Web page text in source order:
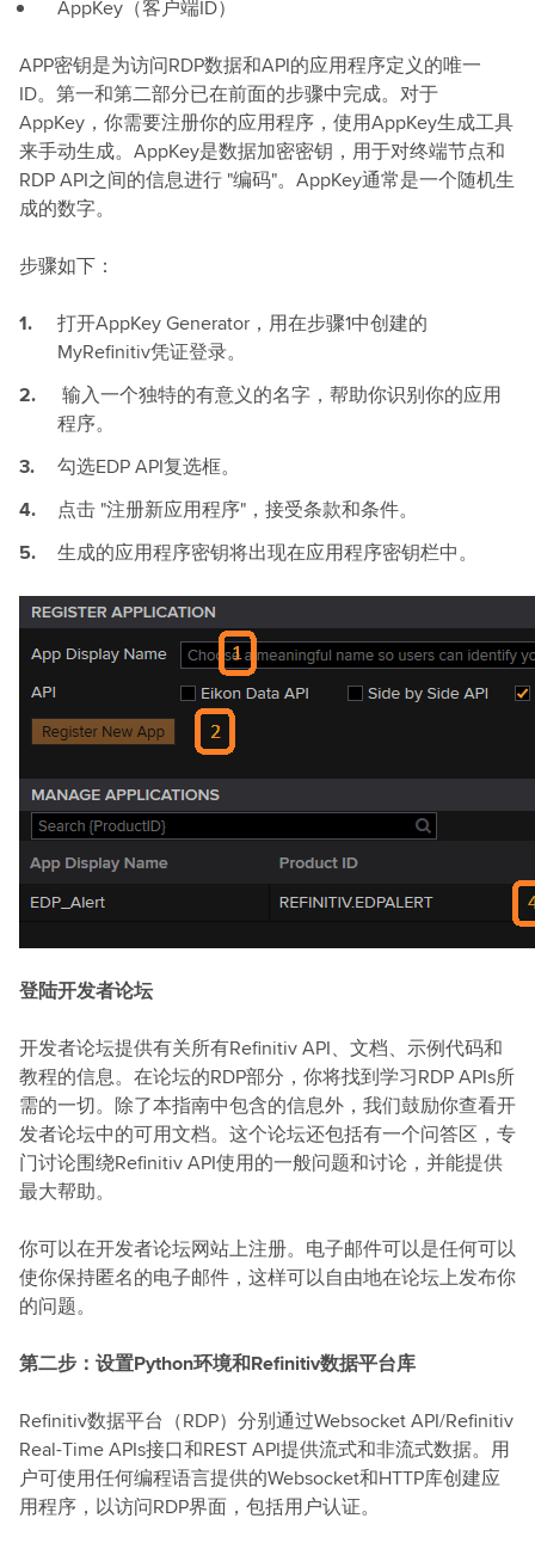
AppKey（客户端ID）
APP密钥是为访问RDP数据和API的应用程序定义的唯一
ID。第一和第二部分已在前面的步骤中完成。对于
AppKey，你需要注册你的应用程序，使用AppKey生成工具
来手动生成。AppKey是数据加密密钥，用于对终端节点和
RDP API之间的信息进行 "编码"。AppKey通常是一个随机生
成的数字。
步骤如下：
打开AppKey Generator，用在步骤1中创建的
MyRefinitiv凭证登录。
输入一个独特的有意义的名字，帮助你识别你的应用
程序。
勾选EDP API复选框。
点击 "注册新应用程序"，接受条款和条件。
生成的应用程序密钥将出现在应用程序密钥栏中。
登陆开发者论坛
开发者论坛提供有关所有Refinitiv API、文档、示例代码和
教程的信息。在论坛的RDP部分，你将找到学习RDP APIs所
需的一切。除了本指南中包含的信息外，我们鼓励你查看开
发者论坛中的可用文档。这个论坛还包括有一个问答区，专
门讨论围绕Refinitiv API使用的一般问题和讨论，并能提供
最大帮助。
你可以在开发者论坛网站上注册。电子邮件可以是任何可以
使你保持匿名的电子邮件，这样可以自由地在论坛上发布你
的问题。
第二步：设置Python环境和Refinitiv数据平台库
Refinitiv数据平台（RDP）分别通过Websocket API/Refinitiv
Real-Time APIs接口和REST API提供流式和非流式数据。用
户可使用任何编程语言提供的Websocket和HTTP库创建应
用程序，以访问RDP界面，包括用户认证。